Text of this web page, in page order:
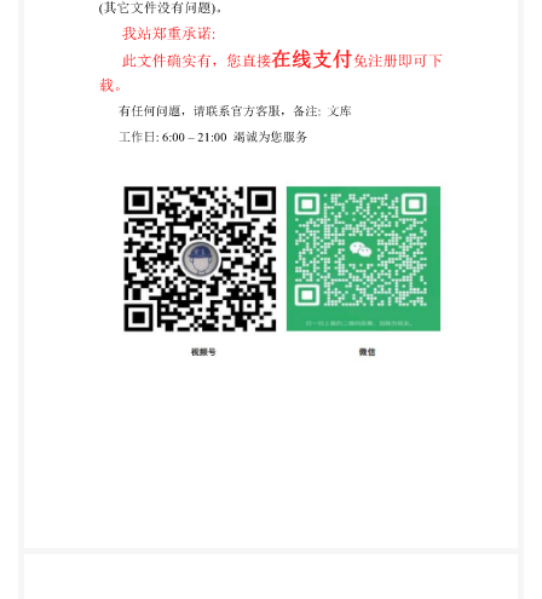
配置 6.2 参数 T 6.3 异步字符 6. 4 复位应答的结构…·
6.5 全局接口字节的内容 6.6 操作模式 16 7 协议和参
数选择(PPS) 17 7.1 概述 7. 2 PPS协议 17 7. 3 PPS请求
和响应的结构和内容 17 7. 4 成功的PPS交换 18 8协议
符级 18 8.3命令的结构和处理· 19 9T=1,异步半双工块
传输协议 20 9.1 范围和原则 20 9.2 术语和定义· 20 9.3
字符顿 22 9.4 块顿. 22 9.5 协议参数· 24 9.6 数据链路
层上的字符成分操作 26 9.7 数据链路层上的块成分操
作 26 附录A资料性附录） T=1的方案 30